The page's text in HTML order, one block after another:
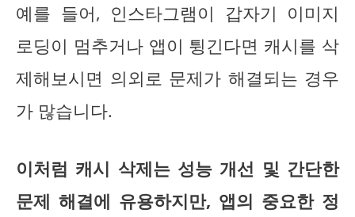
예를 들어, 인스타그램이 갑자기 이미지
로딩이 멈추거나 앱이 튕긴다면 캐시를 삭
제해보시면 의외로 문제가 해결되는 경우
가 많습니다.
이처럼 캐시 삭제는 성능 개선 및 간단한
문제 해결에 유용하지만, 앱의 중요한 정